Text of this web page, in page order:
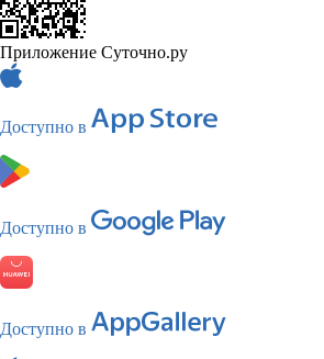
Приложение Суточно.ру
Доступно в
Доступно в
Доступно в